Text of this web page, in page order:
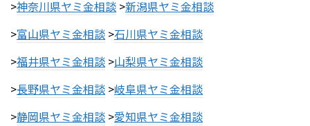
>神奈川県ヤミ金相談 >新潟県ヤミ金相談
>富山県ヤミ金相談 >石川県ヤミ金相談
>福井県ヤミ金相談 >山梨県ヤミ金相談
>長野県ヤミ金相談 >岐阜県ヤミ金相談
>静岡県ヤミ金相談 >愛知県ヤミ金相談